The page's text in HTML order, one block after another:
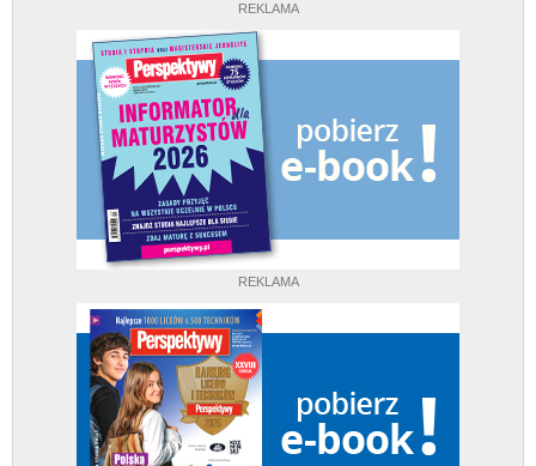
REKLAMA
REKLAMA